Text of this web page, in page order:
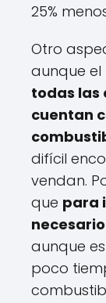
25%
Otro
aunque el
todas las
cuentan
difícil
vendan.
que para
aunque
poco